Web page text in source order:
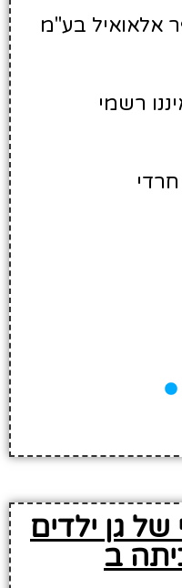
אלאואיל בע"מ
רשמי
גן ילדים
ב